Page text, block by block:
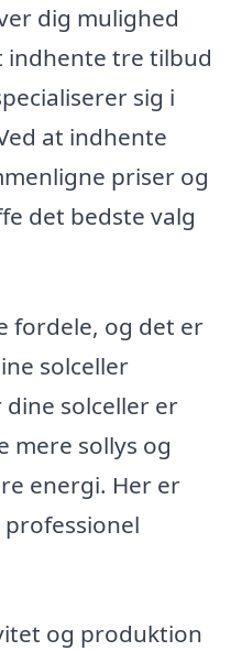
dig mulighed
tre tilbud
sig i
at indhente
priser og
det bedste valg
fordele, og det er
solceller
solceller er
mere sollys og
energi. Her er
og produktion